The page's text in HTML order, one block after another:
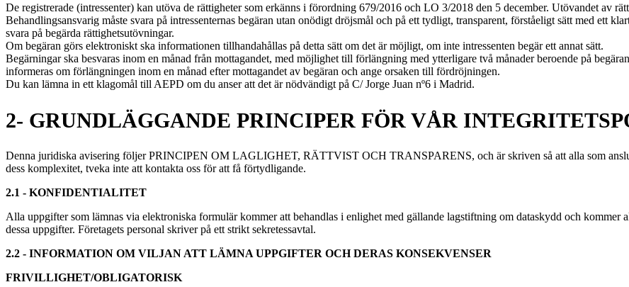
De registrerade (intressenter) kan utöva de rättigheter som erkänns i förordning 679/2016 och LO 3/2018 den 5 december. Utövandet av
Behandlingsansvarig måste svara på intressenternas begäran utan onödigt dröjsmål och på ett tydligt, transparent, förståeligt sätt med ett
svara på begärda rättighetsutövningar.
Om begäran görs elektroniskt ska informationen tillhandahållas på detta sätt om det är möjligt, om inte intressenten begär ett annat sätt.
Begärningar ska besvaras inom en månad från mottagandet, med möjlighet till förlängning med ytterligare två månader beroende på
informeras om förlängningen inom en månad efter mottagandet av begäran och ange orsaken till fördröjningen.
Du kan lämna in ett klagomål till AEPD om du anser att det är nödvändigt på C/ Jorge Juan nº6 i Madrid.
2- GRUNDLÄGGANDE PRINCIPER FÖR VÅR
Denna juridiska avisering följer PRINCIPEN OM LAGLIGHET, RÄTTVIST OCH TRANSPARENS, och är skriven så att alla som
dess komplexitet, tveka inte att kontakta oss för att få förtydligande.
2.1 - KONFIDENTIALITET
Alla uppgifter som lämnas via elektroniska formulär kommer att behandlas i enlighet med gällande lagstiftning om dataskydd och
dessa uppgifter. Företagets personal skriver på ett strikt sekretessavtal.
2.2 - INFORMATION OM VILJAN ATT LÄMNA UPPGIFTER OCH DERAS KONSEKVENSER
FRIVILLIGHET/OBLIGATORISK